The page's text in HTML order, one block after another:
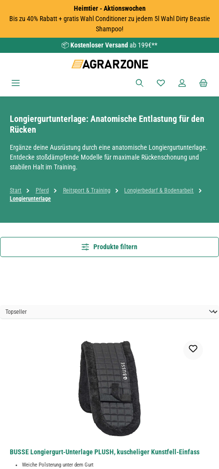
Heimtier - Aktionswochen
Bis zu 40% Rabatt + gratis Wahl Conditioner zu jedem 5l Wahl Dirty Beastie
Shampoo!
📦Kostenloser Versand ab 199€**
Du hast 0
Longiergurtunterlage: Anatomische Entlastung für den
Rücken
Ergänze deine Ausrüstung durch eine anatomische Longiergurtunterlage.
Entdecke stoßdämpfende Modelle für maximale Rückenschonung und
stabilen Halt im Training.
Start Pferd Reitsport & Training
Longierbedarf & Bodenarbeit
Longierunterlage
Produkte filtern
BUSSE Longiergurt-Unterlage PLUSH, kuscheliger Kunstfell-Einfass
Weiche Polsterung unter dem Gurt